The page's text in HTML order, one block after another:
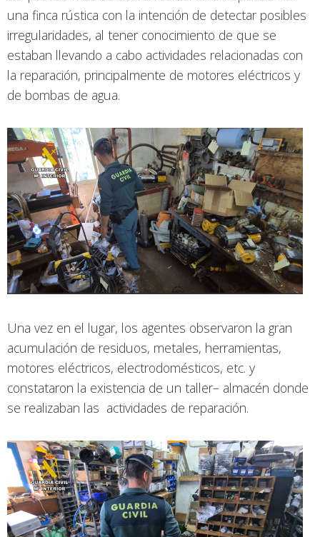
una finca rústica con la intención de detectar posibles
irregularidades, al tener conocimiento de que se
estaban llevando a cabo actividades relacionadas con
la reparación, principalmente de motores eléctricos y
de bombas de agua.
Una vez en el lugar, los agentes observaron la gran
acumulación de residuos, metales, herramientas,
motores eléctricos, electrodomésticos, etc. y
constataron la existencia de un taller– almacén donde
se realizaban las actividades de reparación.